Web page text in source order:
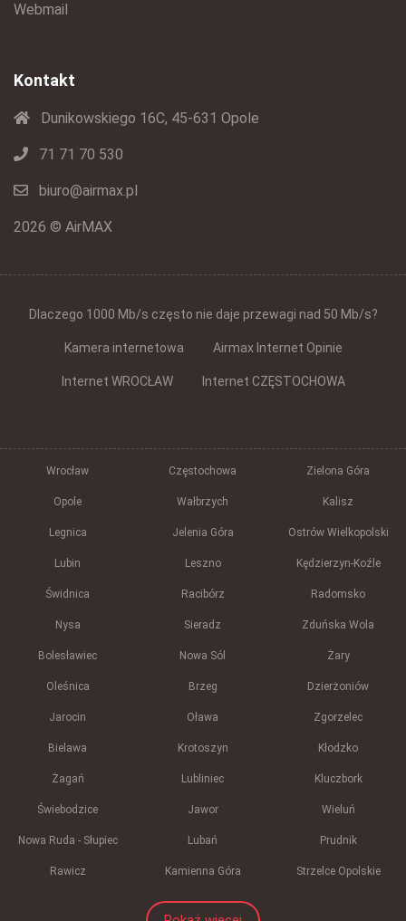
Webmail
Kontakt
Dunikowskiego 16C, 45-631 Opole
71 71 70 530
biuro@airmax.pl
2026 © AirMAX
Dlaczego 1000 Mb/s często nie daje przewagi nad 50 Mb/s?
Kamera internetowa Airmax Internet Opinie
Internet WROCŁAW Internet CZĘSTOCHOWA
Wrocław Częstochowa Zielona Góra
Opole Wałbrzych Kalisz
Legnica Jelenia Góra Ostrów Wielkopolski
Lubin Leszno Kędzierzyn-Koźle
Świdnica Racibórz Radomsko
Nysa Sieradz Zduńska Wola
Bolesławiec Nowa Sól Żary
Oleśnica Brzeg Dzierżoniów
Jarocin Oława Zgorzelec
Bielawa Krotoszyn Kłodzko
Żagań Lubliniec Kluczbork
Świebodzice Jawor Wieluń
Nowa Ruda - Słupiec Lubań Prudnik
Rawicz Kamienna Góra Strzelce Opolskie